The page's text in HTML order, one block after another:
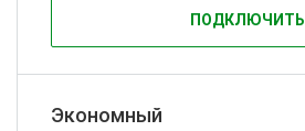
ПОДКЛЮЧИТЬ
Экономный